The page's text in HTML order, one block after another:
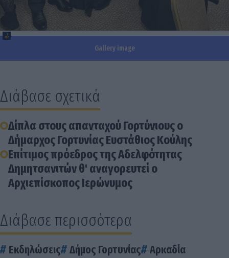
Gallery image
Διάβασε σχετικά
Δίπλα στους απανταχού Γορτύνιους ο
Δήμαρχος Γορτυνίας Ευστάθιος Κούλης
Επίτιμος πρόεδρος της Αδελφότητας
Δημητσανιτών θ' αναγορευτεί ο
Αρχιεπίσκοπος Ιερώνυμος
Διάβασε περισσότερα
Εκδηλώσεις Δήμος Γορτυνίας
Αρκαδία